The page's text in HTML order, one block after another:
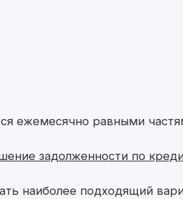
ежемесячно равными
задолженности по
наиболее подходящий